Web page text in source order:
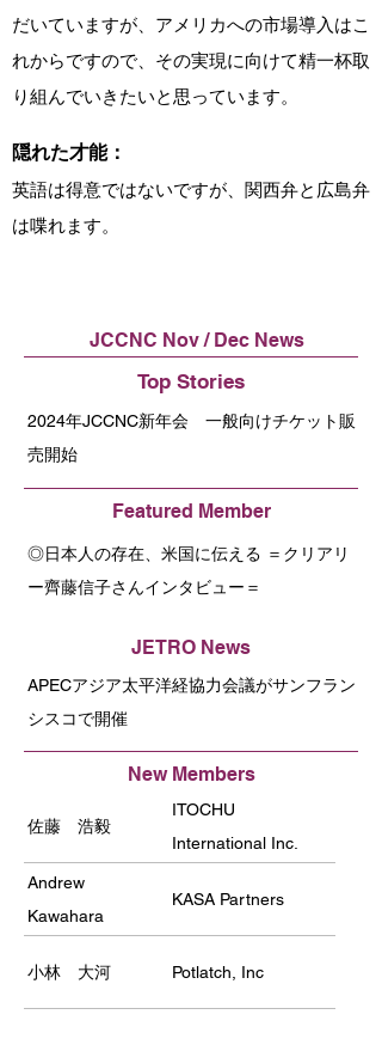
だいていますが、アメリカへの市場導入はこ
れからですので、その実現に向けて精一杯取
り組んでいきたいと思っています。
隠れた才能：
英語は得意ではないですが、関西弁と広島弁
は喋れます。
JCCNC Nov / Dec News
Top Stories
2024年JCCNC新年会 一般向けチケット販
売開始
Featured Member
◎日本人の存在、米国に伝える ＝クリアリ
ー齊藤信子さんインタビュー＝
JETRO News
APECアジア太平洋経協力会議がサンフラン
シスコで開催
New Members
佐藤 浩毅
ITOCHU
International Inc.
Andrew
Kawahara
KASA Partners
小林 大河 Potlatch, Inc